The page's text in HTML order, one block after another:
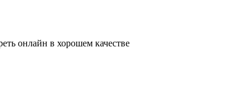
онлайн в хорошем качестве